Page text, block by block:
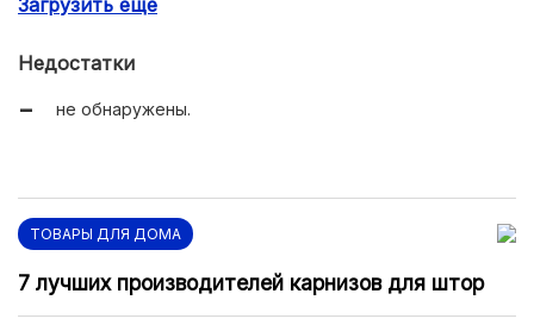
демократичная цена.
Недостатки
не обнаружены.
ТОВАРЫ ДЛЯ ДОМА
7 лучших производителей карнизов для штор